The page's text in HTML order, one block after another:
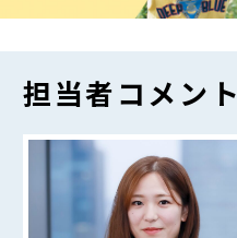
担当者コメント